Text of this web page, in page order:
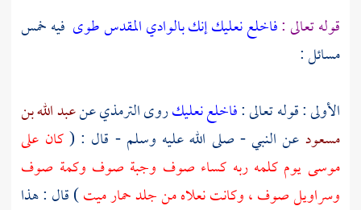
قوله تعالى :فاخلع نعليك إنك بالوادي المقدس طوى فيه خمس
مسائل :
الأولى : قوله تعالى :فاخلع نعليكروىالترمذيعنعبد الله بن
مسعود عن النبي - صلى الله عليه وسلم - قال : (كان على
موسى يوم كلمه ربه كساء صوف وجبة صوف وكمة صوف
وسراويل صوف ، وكانت نعلاه من جلد حمار ميت) قال : هذا